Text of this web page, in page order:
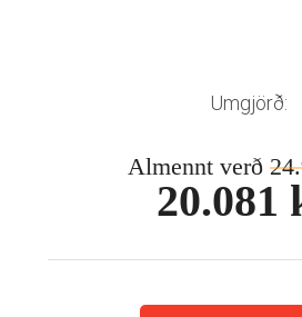
Augnhvílur
Gleraugnaklútar og sprey
Umgjörð:
Almennt verð
20.081